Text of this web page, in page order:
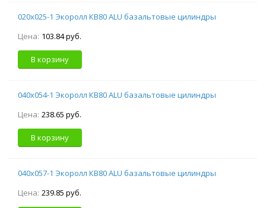
020х025-1 Экоролл КВ80 ALU базальтовые цилиндры
Цена: 103.84 руб.
В корзину
040х054-1 Экоролл КВ80 ALU базальтовые цилиндры
Цена: 238.65 руб.
В корзину
040х057-1 Экоролл КВ80 ALU базальтовые цилиндры
Цена: 239.85 руб.